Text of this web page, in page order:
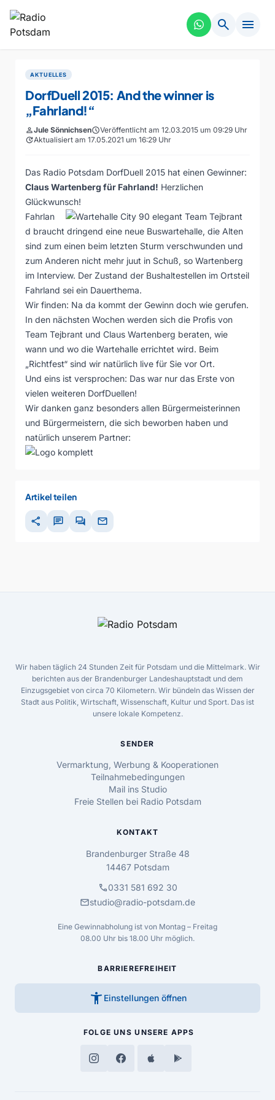
search menu
AKTUELLES
DorfDuell 2015: And the winner is
„Fahrland!“
personJule SönnichsenscheduleVeröffentlicht am 12.03.2015 um 09:29 Uhr
updateAktualisiert am 17.05.2021 um 16:29 Uhr
Das Radio Potsdam DorfDuell 2015 hat einen Gewinner:
Claus Wartenberg für Fahrland! Herzlichen
Glückwunsch!
Fahrlan
d braucht dringend eine neue Buswartehalle, die Alten
sind zum einen beim letzten Sturm verschwunden und
zum Anderen nicht mehr juut in Schuß, so Wartenberg
im Interview. Der Zustand der Bushaltestellen im Ortsteil
Fahrland sei ein Dauerthema.
Wir finden: Na da kommt der Gewinn doch wie gerufen.
In den nächsten Wochen werden sich die Profis von
Team Tejbrant und Claus Wartenberg beraten, wie
wann und wo die Wartehalle errichtet wird. Beim
„Richtfest“ sind wir natürlich live für Sie vor Ort.
Und eins ist versprochen: Das war nur das Erste von
vielen weiteren DorfDuellen!
Wir danken ganz besonders allen Bürgermeisterinnen
und Bürgermeistern, die sich beworben haben und
natürlich unserem Partner:
Artikel teilen
share chat forum mail
Wir haben täglich 24 Stunden Zeit für Potsdam und die Mittelmark. Wir
berichten aus der Brandenburger Landeshauptstadt und dem
Einzugsgebiet von circa 70 Kilometern. Wir bündeln das Wissen der
Stadt aus Politik, Wirtschaft, Wissenschaft, Kultur und Sport. Das ist
unsere lokale Kompetenz.
SENDER
Vermarktung, Werbung & Kooperationen
Teilnahmebedingungen
Mail ins Studio
Freie Stellen bei Radio Potsdam
KONTAKT
Brandenburger Straße 48
14467 Potsdam
call0331 581 692 30
mailstudio@radio-potsdam.de
Eine Gewinnabholung ist von Montag – Freitag
08.00 Uhr bis 18.00 Uhr möglich.
BARRIEREFREIHEIT
accessibility_new Einstellungen öffnen
FOLGE UNS UNSERE APPS